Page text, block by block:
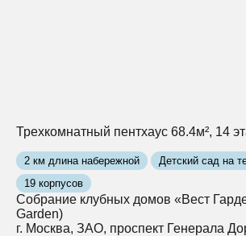
Трехкомнатный пентхаус 68.4м², 14
2 км длина набережной
Детский сад на
19 корпусов
Собрание клубных домов «Вест
Garden)
г. Москва, ЗАО, проспект Генерала